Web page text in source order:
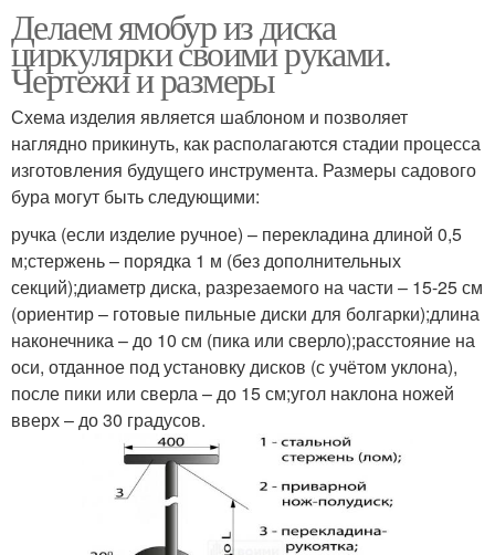
Делаем ямобур из диска
циркулярки своими руками.
Чертежи и размеры
Схема изделия является шаблоном и позволяет
наглядно прикинуть, как располагаются стадии процесса
изготовления будущего инструмента. Размеры садового
бура могут быть следующими:
ручка (если изделие ручное) – перекладина длиной 0,5
м;стержень – порядка 1 м (без дополнительных
секций);диаметр диска, разрезаемого на части – 15-25 см
(ориентир – готовые пильные диски для болгарки);длина
наконечника – до 10 см (пика или сверло);расстояние на
оси, отданное под установку дисков (с учётом уклона),
после пики или сверла – до 15 см;угол наклона ножей
вверх – до 30 градусов.